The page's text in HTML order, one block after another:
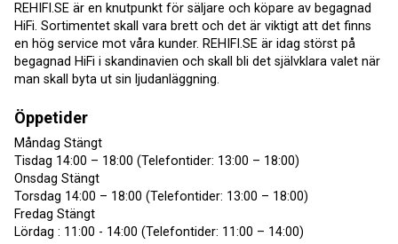
REHIFI.SE är en knutpunkt för säljare och köpare av begagnad
HiFi. Sortimentet skall vara brett och det är viktigt att det finns
en hög service mot våra kunder. REHIFI.SE är idag störst på
begagnad HiFi i skandinavien och skall bli det självklara valet när
man skall byta ut sin ljudanläggning.
Öppetider
Måndag Stängt
Tisdag 14:00 – 18:00 (Telefontider: 13:00 – 18:00)
Onsdag Stängt
Torsdag 14:00 – 18:00 (Telefontider: 13:00 – 18:00)
Fredag Stängt
Lördag : 11:00 - 14:00 (Telefontider: 11:00 – 14:00)